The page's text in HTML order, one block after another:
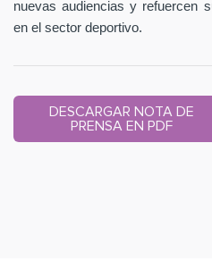
nuevas audiencias y refuercen
en el sector deportivo.
DESCARGAR NOTA DE
PRENSA EN PDF